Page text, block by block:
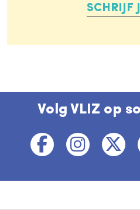
SCHRIJF
Volg VLIZ op